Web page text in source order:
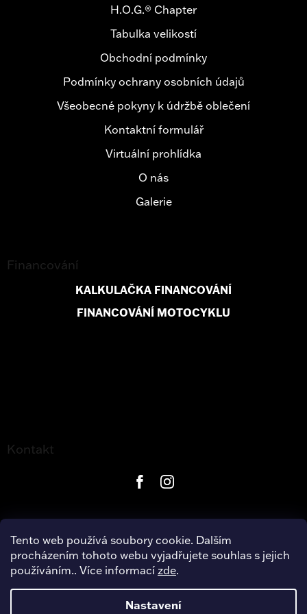
Tento web používá soubory cookie. Dalším
procházením tohoto webu vyjadřujete souhlas s jejich
používáním.. Více informací zde.
Nastavení
Kontakt
H.O.G.® Chapter
Tabulka velikostí
Obchodní podmínky
Podmínky ochrany osobních údajů
Všeobecné pokyny k údržbě oblečení
Kontaktní formulář
Virtuální prohlídka
O nás
Galerie
Financování
KALKULAČKA FINANCOVÁNÍ
FINANCOVÁNÍ MOTOCYKLU
Úpravu šablony vytvořilREJ Media